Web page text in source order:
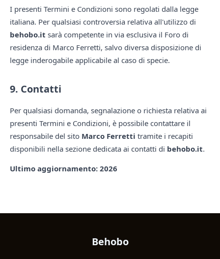
I presenti Termini e Condizioni sono regolati dalla legge
italiana. Per qualsiasi controversia relativa all'utilizzo di
behobo.it sarà competente in via esclusiva il Foro di
residenza di Marco Ferretti, salvo diversa disposizione di
legge inderogabile applicabile al caso di specie.
9. Contatti
Per qualsiasi domanda, segnalazione o richiesta relativa ai
presenti Termini e Condizioni, è possibile contattare il
responsabile del sito Marco Ferretti tramite i recapiti
disponibili nella sezione dedicata ai contatti di behobo.it.
Ultimo aggiornamento: 2026
Behobo